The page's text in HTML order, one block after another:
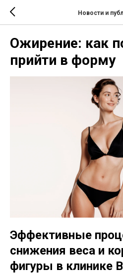
Новости и
Ожирение: как
прийти в форму
Эффективные
снижения веса и
фигуры в клинике